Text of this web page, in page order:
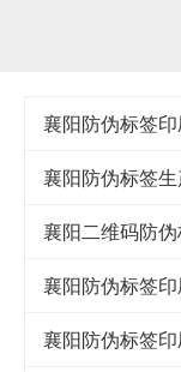
襄阳防伪标签
襄阳防伪标签
襄阳防伪标签